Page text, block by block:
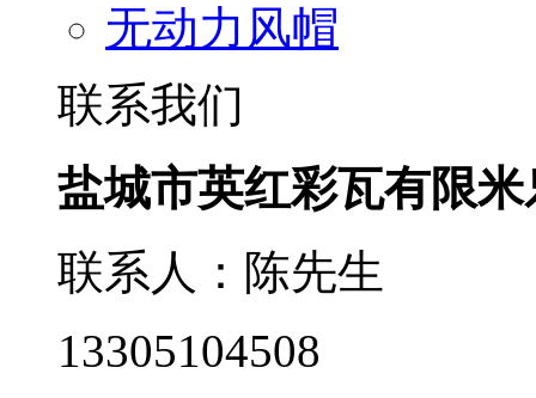
无动力风帽
联系我们
盐城市英红彩瓦有限
联系人：陈先生
13305104508